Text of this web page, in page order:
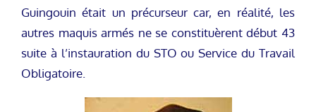
Guingouin était un précurseur car, en réalité, les
autres maquis armés ne se constituèrent début 43
suite à l’instauration du STO ou Service du Travail
Obligatoire.